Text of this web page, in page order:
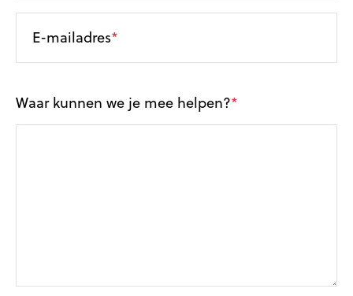
E-mailadres
Waar kunnen we je mee helpen?